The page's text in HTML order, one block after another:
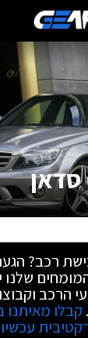
רכב?
שלנו
הרכב
קבלו
עכשיו